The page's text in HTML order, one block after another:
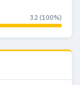
32 (100%)